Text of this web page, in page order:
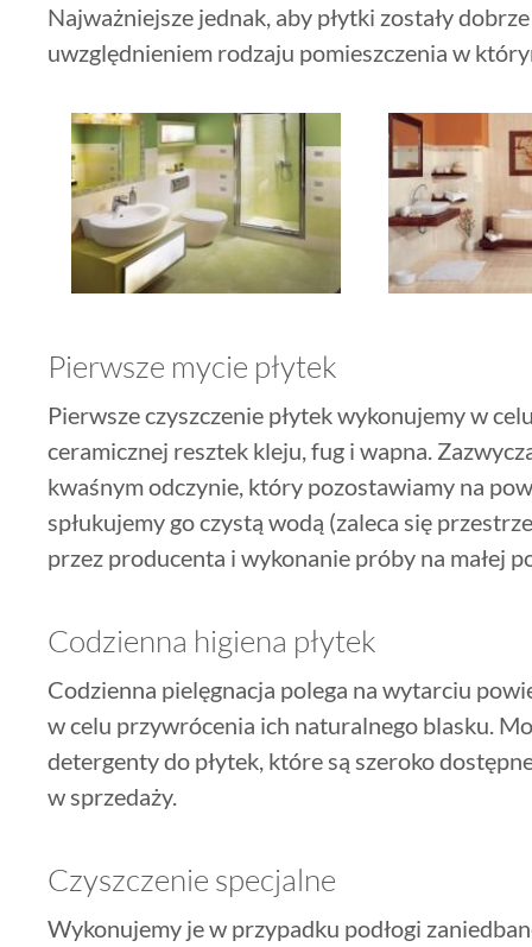
Najważniejsze jednak, aby płytki zostały
uwzględnieniem rodzaju pomieszczenia w
Pierwsze mycie płytek
Pierwsze czyszczenie płytek wykonujemy w
ceramicznej resztek kleju, fug i wapna.
kwaśnym odczynie, który pozostawiamy na
spłukujemy go czystą wodą (zaleca się
przez producenta i wykonanie próby na małej
Codzienna higiena płytek
Codzienna pielęgnacja polega na wytarciu
w celu przywrócenia ich naturalnego blasku.
detergenty do płytek, które są szeroko
w sprzedaży.
Czyszczenie specjalne
Wykonujemy je w przypadku podłogi